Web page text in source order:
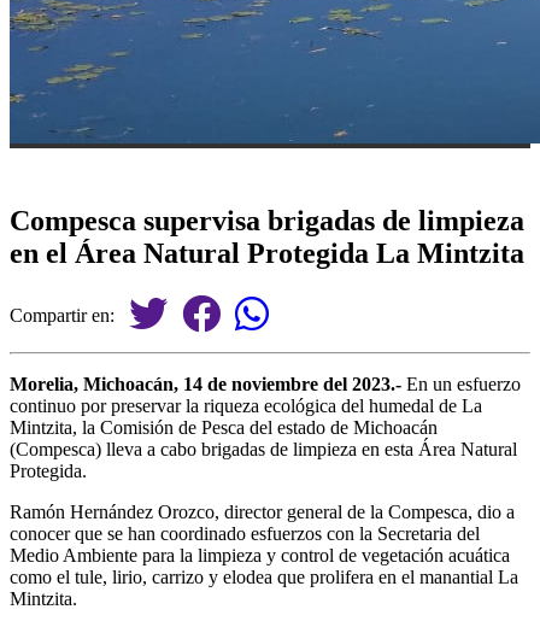
Compesca supervisa brigadas de limpieza
en el Área Natural Protegida La Mintzita
Compartir en:
Morelia, Michoacán, 14 de noviembre del 2023.- En un esfuerzo
continuo por preservar la riqueza ecológica del humedal de La
Mintzita, la Comisión de Pesca del estado de Michoacán
(Compesca) lleva a cabo brigadas de limpieza en esta Área Natural
Protegida.
Ramón Hernández Orozco, director general de la Compesca, dio a
conocer que se han coordinado esfuerzos con la Secretaria del
Medio Ambiente para la limpieza y control de vegetación acuática
como el tule, lirio, carrizo y elodea que prolifera en el manantial La
Mintzita.